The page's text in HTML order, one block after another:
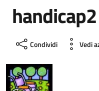
handicap2
Condividi Vedi